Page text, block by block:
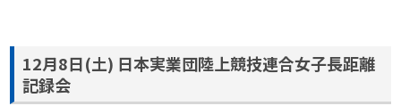
12月8日(土) 日本実業団陸上競技連合女子長距離
記録会